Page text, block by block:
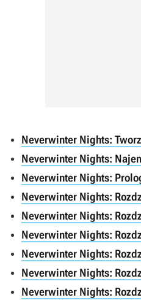
Neverwinter Nights:
Neverwinter Nights:
Neverwinter Nights:
Neverwinter Nights:
Neverwinter Nights:
Neverwinter Nights:
Neverwinter Nights:
Neverwinter Nights:
Neverwinter Nights: